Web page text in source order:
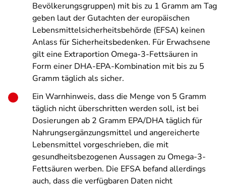
Bevölkerungsgruppen) mit bis zu 1 Gramm am Tag
geben laut der Gutachten der europäischen
Lebensmittelsicherheitsbehörde (EFSA) keinen
Anlass für Sicherheitsbedenken. Für Erwachsene
gilt eine Extraportion Omega-3-Fettsäuren in
Form einer DHA-EPA-Kombination mit bis zu 5
Gramm täglich als sicher.
Ein Warnhinweis, dass die Menge von 5 Gramm
täglich nicht überschritten werden soll, ist bei
Dosierungen ab 2 Gramm EPA/DHA täglich für
Nahrungsergänzungsmittel und angereicherte
Lebensmittel vorgeschrieben, die mit
gesundheitsbezogenen Aussagen zu Omega-3-
Fettsäuren werben. Die EFSA befand allerdings
auch, dass die verfügbaren Daten nicht